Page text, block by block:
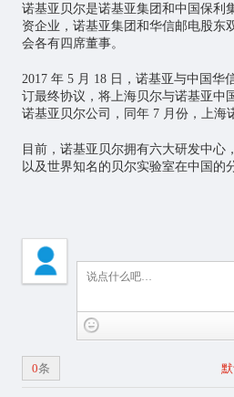
诺基亚贝尔是诺基亚集团和中国保利
资企业，诺基亚集团和华信邮电股东
会各有四席董事。
2017 年 5 月 18 日，诺基亚与中国华
订最终协议，将上海贝尔与诺基亚中
诺基亚贝尔公司，同年 7 月份，上海
目前，诺基亚贝尔拥有六大研发中心
以及世界知名的贝尔实验室在中国的
0条